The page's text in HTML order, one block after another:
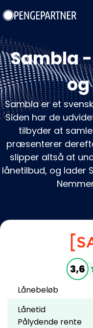
Sambla
Sambla er et
Siden har de
tilbyder at
præsenterer
slipper altså at
lånetilbud, og lader
3,6
Lånebeløb
Lånetid
Pålydende rente